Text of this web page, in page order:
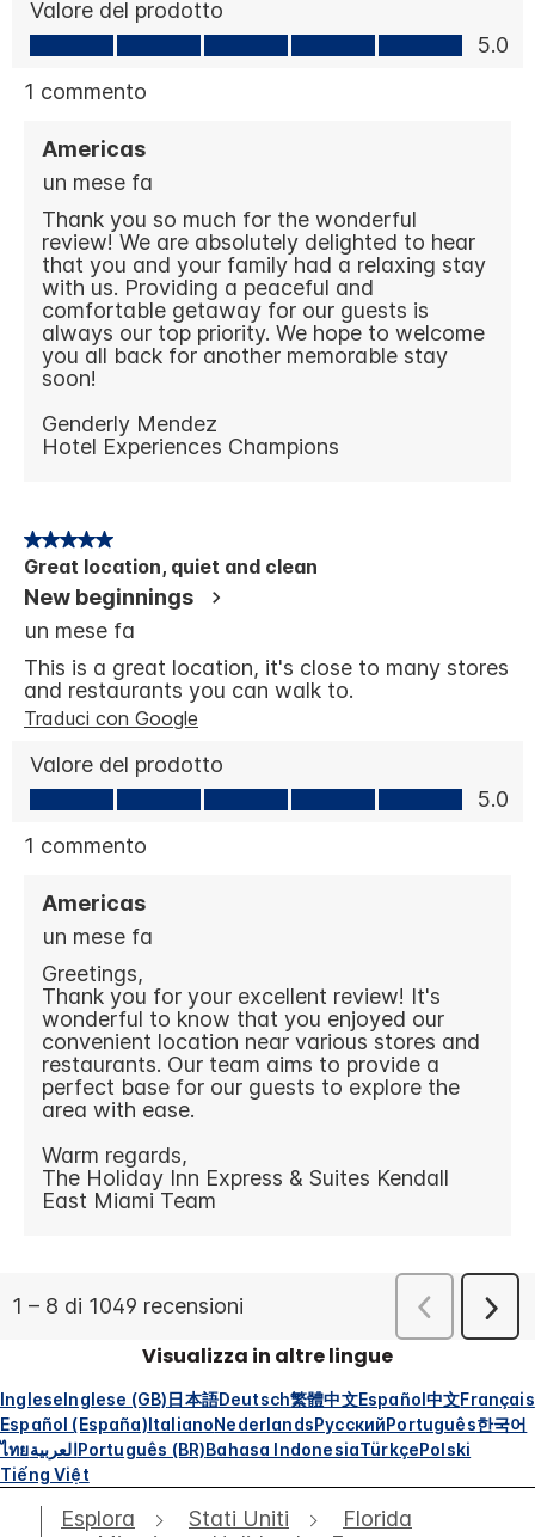
Visualizza in altre lingue
IngleseInglese (GB)日本語Deutsch繁體中文Español中文Français
Español (España)ItalianoNederlandsРусскийPortuguês한국어
ไทยالعربيةPortuguês (BR)Bahasa IndonesiaTürkçePolski
Tiếng Việt
Esplora Stati Uniti
Florida